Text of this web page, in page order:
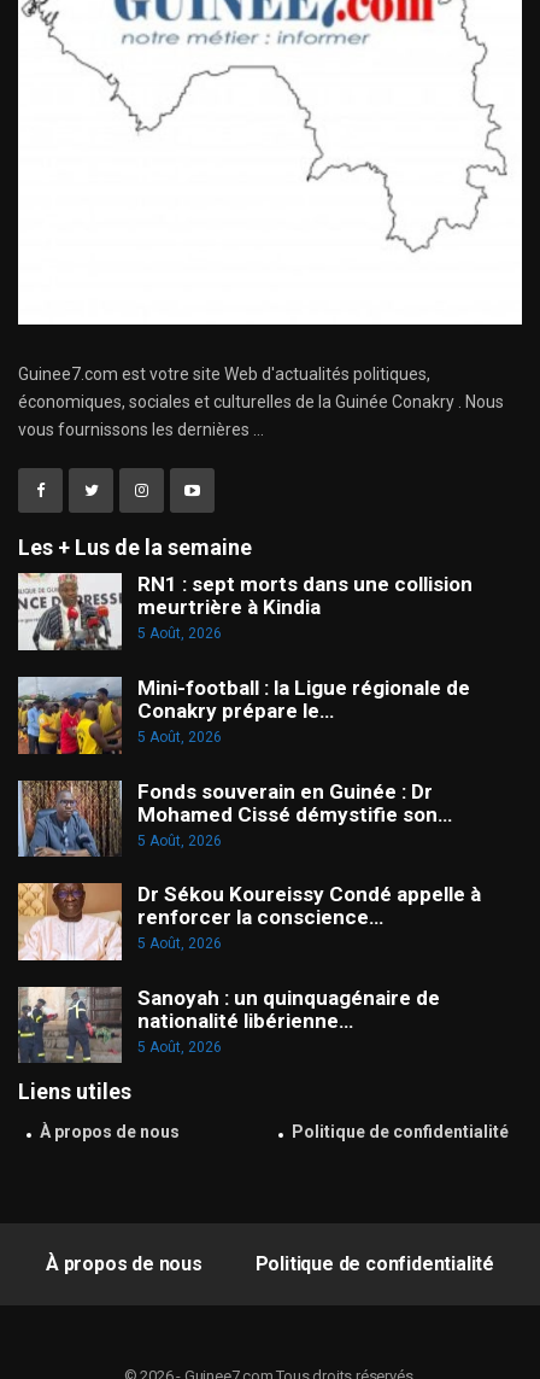
Guinee7.com est votre site Web d'actualités politiques,
économiques, sociales et culturelles de la Guinée Conakry . Nous
vous fournissons les dernières ...
Les + Lus de la semaine
RN1 : sept morts dans une collision
meurtrière à Kindia
5 Août, 2026
Mini-football : la Ligue régionale de
Conakry prépare le…
5 Août, 2026
Fonds souverain en Guinée : Dr
Mohamed Cissé démystifie son…
5 Août, 2026
Dr Sékou Koureissy Condé appelle à
renforcer la conscience…
5 Août, 2026
Sanoyah : un quinquagénaire de
nationalité libérienne…
5 Août, 2026
Liens utiles
À propos de nous Politique de confidentialité
À propos de nous Politique de confidentialité